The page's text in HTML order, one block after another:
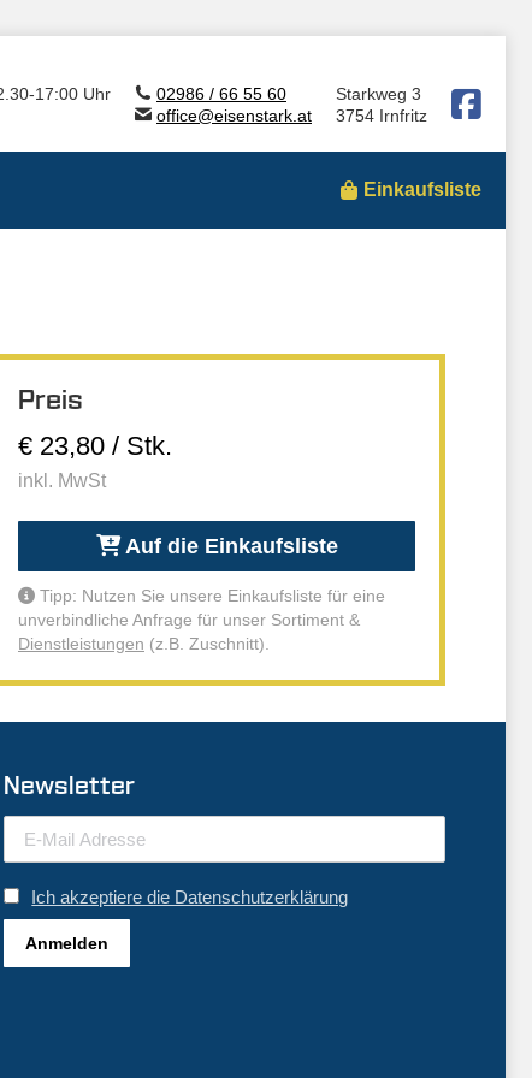
17:00 Uhr
02986 / 66 55 60
office@eisenstark.at
Starkweg 3
3754 Irnfritz
Einkaufsliste
Preis
€ 23,80 / Stk.
inkl. MwSt
Auf die Einkaufsliste
Tipp: Nutzen Sie unsere Einkaufsliste für eine
unverbindliche Anfrage für unser Sortiment &
Dienstleistungen (z.B. Zuschnitt).
Newsletter
Ich akzeptiere die Datenschutzerklärung